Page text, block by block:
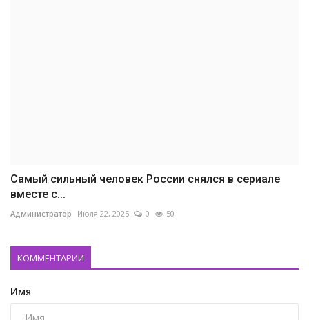
Самый сильный человек России снялся в сериале
вместе с...
Администратор Июля 22, 2025 0 50
КОММЕНТАРИИ
Имя